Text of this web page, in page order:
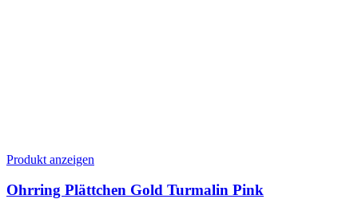
Produkt anzeigen
Ohrring Plättchen Gold Turmalin Pink